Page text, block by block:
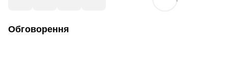
Обговорення